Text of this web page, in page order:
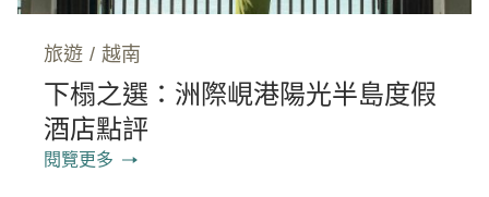
旅遊 / 越南
下榻之選：洲際峴港陽光半島度假
酒店點評
閱覽更多